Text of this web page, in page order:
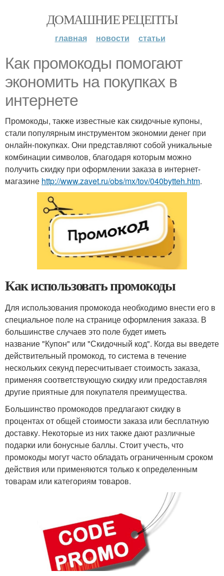
ДОМАШНИЕ РЕЦЕПТЫ
главная новости статьи
Как промокоды помогают
экономить на покупках в
интернете
Промокоды, также известные как скидочные купоны,
стали популярным инструментом экономии денег при
онлайн-покупках. Они представляют собой уникальные
комбинации символов, благодаря которым можно
получить скидку при оформлении заказа в интернет-
магазине http://www.zavet.ru/obs/mx/tov/040bytteh.htm.
Как использовать промокоды
Для использования промокода необходимо внести его в
специальное поле на странице оформления заказа. В
большинстве случаев это поле будет иметь
название "Купон" или "Скидочный код". Когда вы введете
действительный промокод, то система в течение
нескольких секунд пересчитывает стоимость заказа,
применяя соответствующую скидку или предоставляя
другие приятные для покупателя преимущества.
Большинство промокодов предлагают скидку в
процентах от общей стоимости заказа или бесплатную
доставку. Некоторые из них также дают различные
подарки или бонусные баллы. Стоит учесть, что
промокоды могут часто обладать ограниченным сроком
действия или применяются только к определенным
товарам или категориям товаров.